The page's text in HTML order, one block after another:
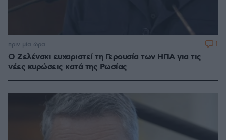
Ο Ζελένσκι ευχαριστεί τη Γερουσία των ΗΠΑ για τις
νέες κυρώσεις κατά της Ρωσίας
πριν μία ώρα 1